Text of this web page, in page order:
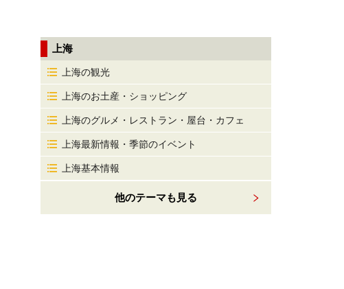
上海
上海の観光
上海のお土産・ショッピング
上海のグルメ・レストラン・屋台・カフェ
上海最新情報・季節のイベント
上海基本情報
他のテーマも見る